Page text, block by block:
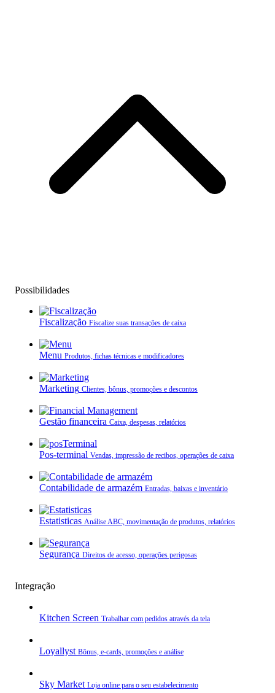
Possibilidades
Fiscalização Fiscalize suas transações de caixa
Menu Produtos, fichas técnicas e modificadores
Marketing Clientes, bônus, promoções e descontos
Gestão financeira Caixa, despesas, relatórios
Pos-terminal Vendas, impressão de recibos, operações de caixa
Contabilidade de armazém Entradas, baixas e inventário
Estatisticas Análise ABC, movimentação de produtos, relatórios
Segurança Direitos de acesso, operações perigosas
Integração
Kitchen Screen Trabalhar com pedidos através da tela
Loyallyst Bônus, e‑cards, promoções e análise
Sky Market Loja online para o seu estabelecimento